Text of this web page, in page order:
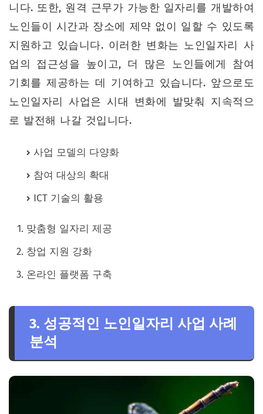
니다. 또한, 원격 근무가 가능한 일자리를 개발하여
노인들이 시간과 장소에 제약 없이 일할 수 있도록
지원하고 있습니다. 이러한 변화는 노인일자리 사
업의 접근성을 높이고, 더 많은 노인들에게 참여
기회를 제공하는 데 기여하고 있습니다. 앞으로도
노인일자리 사업은 시대 변화에 발맞춰 지속적으
로 발전해 나갈 것입니다.
사업 모델의 다양화
참여 대상의 확대
ICT 기술의 활용
맞춤형 일자리 제공
창업 지원 강화
온라인 플랫폼 구축
3. 성공적인 노인일자리 사업 사례
분석